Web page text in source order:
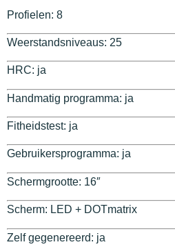
Profielen: 8
Weerstandsniveaus: 25
HRC: ja
Handmatig programma: ja
Fitheidstest: ja
Gebruikersprogramma: ja
Schermgrootte: 16″
Scherm: LED + DOTmatrix
Zelf gegenereerd: ja